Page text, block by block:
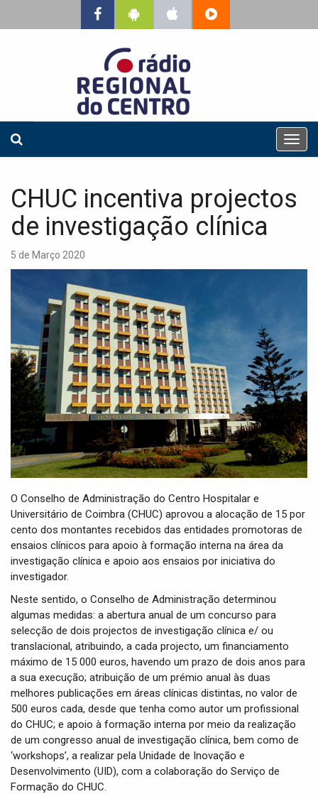
T
o
l
n
CHUC incentiva projectos
de investigação clínica
5 de Março 2020
O Conselho de Administração do Centro Hospitalar e
Universitário de Coimbra (CHUC) aprovou a alocação de 15 por
cento dos montantes recebidos das entidades promotoras de
ensaios clínicos para apoio à formação interna na área da
investigação clínica e apoio aos ensaios por iniciativa do
investigador.
Neste sentido, o Conselho de Administração determinou
algumas medidas: a abertura anual de um concurso para
selecção de dois projectos de investigação clínica e/ ou
translacional, atribuindo, a cada projecto, um financiamento
máximo de 15 000 euros, havendo um prazo de dois anos para
a sua execução; atribuição de um prémio anual às duas
melhores publicações em áreas clínicas distintas, no valor de
500 euros cada, desde que tenha como autor um profissional
do CHUC; e apoio à formação interna por meio da realização
de um congresso anual de investigação clínica, bem como de
‘workshops’, a realizar pela Unidade de Inovação e
Desenvolvimento (UID), com a colaboração do Serviço de
Formação do CHUC.